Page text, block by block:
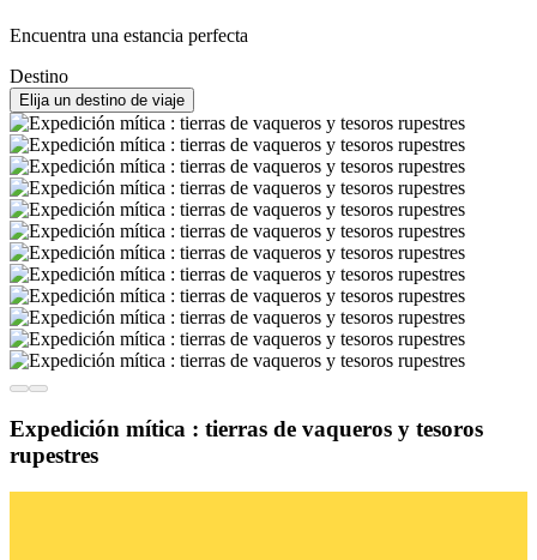
Encuentra una estancia perfecta
Destino
Elija un destino de viaje
Expedición mítica : tierras de vaqueros y tesoros
rupestres